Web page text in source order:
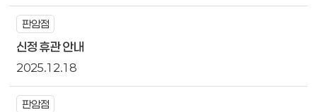
판암점
신정 휴관 안내
2025.12.18
판암점